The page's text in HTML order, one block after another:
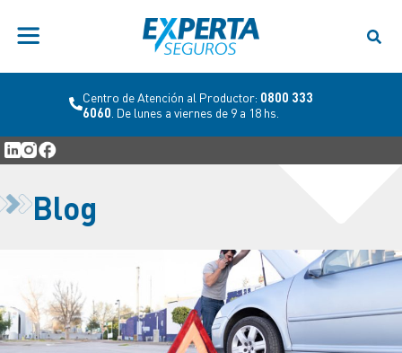
Centro de Atención al Productor: 0800 333
6060 . De lunes a viernes de 9 a 18 hs.
Blog